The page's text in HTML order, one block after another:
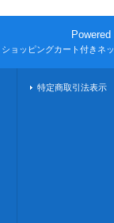
Powered
ョッピングカート付きネ
特定商取引法表示